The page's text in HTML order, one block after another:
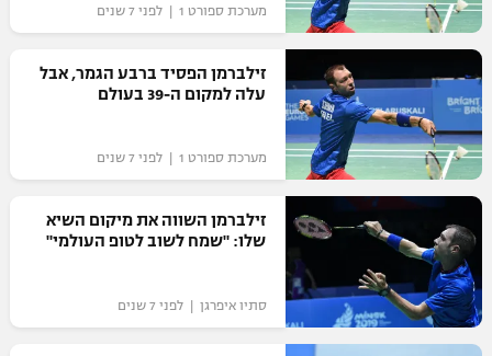
מערכת ספורט 1 | לפני 7 שנים
זילברמן הפסיד ברבע הגמר, אבל
עלה למקום ה-39 בעולם
מערכת ספורט 1 | לפני 7 שנים
זילברמן השווה את מיקום השיא
שלו: "שמח לשוב לטופ העולמי"
סתיו איפרגן | לפני 7 שנים